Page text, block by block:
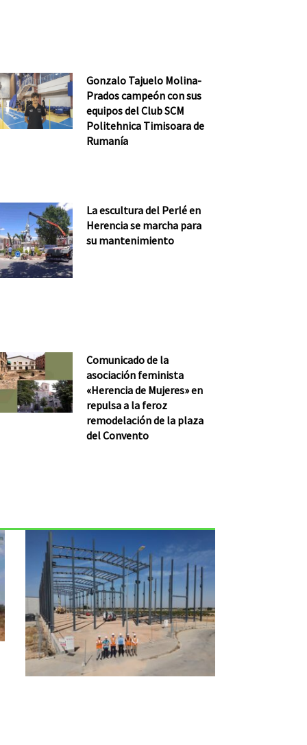
Gonzalo Tajuelo Molina-
Prados campeón con sus
equipos del Club SCM
Politehnica Timisoara de
Rumanía
La escultura del Perlé en
Herencia se marcha para
su mantenimiento
Comunicado de la
asociación feminista
«Herencia de Mujeres» en
repulsa a la feroz
remodelación de la plaza
del Convento